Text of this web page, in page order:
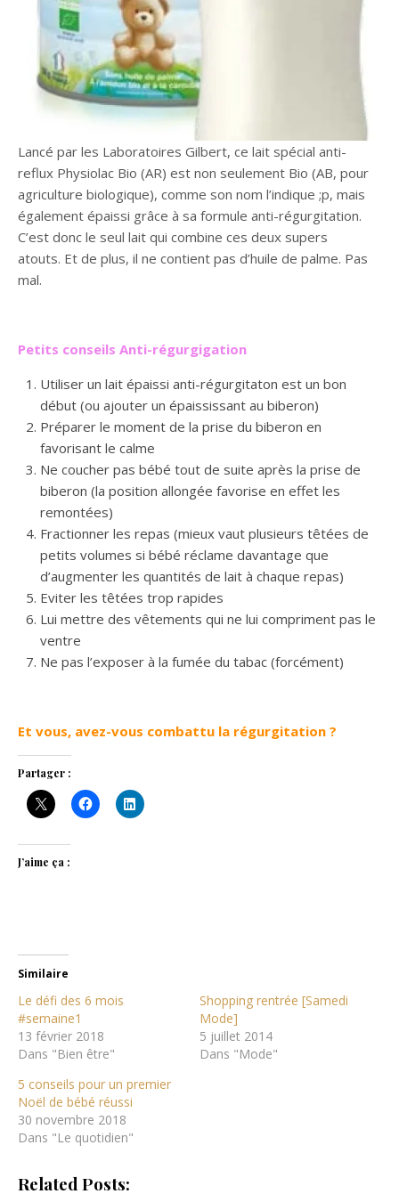
Lancé par les Laboratoires Gilbert, ce lait spécial anti-
reflux Physiolac Bio (AR) est non seulement Bio (AB, pour
agriculture biologique), comme son nom l’indique ;p, mais
également épaissi grâce à sa formule anti-régurgitation.
C’est donc le seul lait qui combine ces deux supers
atouts. Et de plus, il ne contient pas d’huile de palme. Pas
mal.
Petits conseils Anti-régurgigation
Utiliser un lait épaissi anti-régurgitaton est un bon
début (ou ajouter un épaississant au biberon)
Préparer le moment de la prise du biberon en
favorisant le calme
Ne coucher pas bébé tout de suite après la prise de
biberon (la position allongée favorise en effet les
remontées)
Fractionner les repas (mieux vaut plusieurs têtées de
petits volumes si bébé réclame davantage que
d’augmenter les quantités de lait à chaque repas)
Eviter les têtées trop rapides
Lui mettre des vêtements qui ne lui compriment pas le
ventre
Ne pas l’exposer à la fumée du tabac (forcément)
Et vous, avez-vous combattu la régurgitation ?
Partager :
J’aime ça :
Similaire
Le défi des 6 mois
#semaine1
13 février 2018
Dans "Bien être"
Shopping rentrée [Samedi
Mode]
5 juillet 2014
Dans "Mode"
5 conseils pour un premier
Noël de bébé réussi
30 novembre 2018
Dans "Le quotidien"
Related Posts: